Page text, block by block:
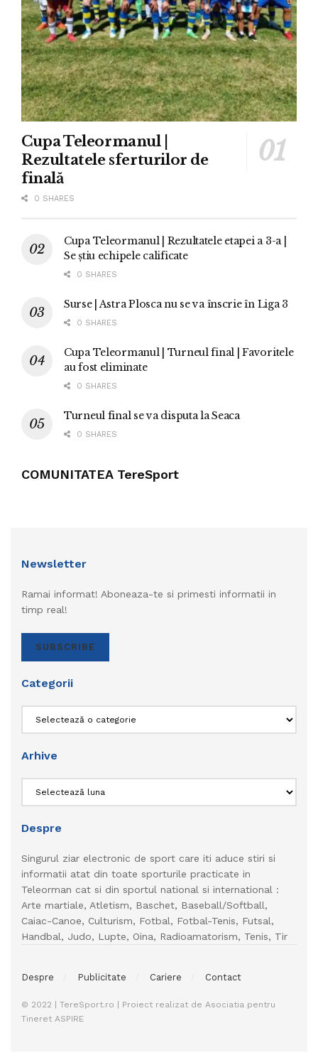
Cupa Teleormanul |
Rezultatele sferturilor de
finală
0 SHARES
Cupa Teleormanul | Rezultatele etapei a 3-a |
Se știu echipele calificate
0 SHARES
Surse | Astra Plosca nu se va înscrie în Liga 3
0 SHARES
Cupa Teleormanul | Turneul final | Favoritele
au fost eliminate
0 SHARES
Turneul final se va disputa la Seaca
0 SHARES
COMUNITATEA TereSport
Newsletter
Ramai informat! Aboneaza-te si primesti informatii in
timp real!
SUBSCRIBE
Categorii
Arhive
Despre
Singurul ziar electronic de sport care iti aduce stiri si
informatii atat din toate sporturile practicate in
Teleorman cat si din sportul national si international :
Arte martiale, Atletism, Baschet, Baseball/Softball,
Caiac-Canoe, Culturism, Fotbal, Fotbal-Tenis, Futsal,
Handbal, Judo, Lupte, Oina, Radioamatorism, Tenis, Tir
Despre Publicitate Cariere Contact
© 2022 | TereSport.ro | Proiect realizat de Asociatia pentru
Tineret ASPIRE